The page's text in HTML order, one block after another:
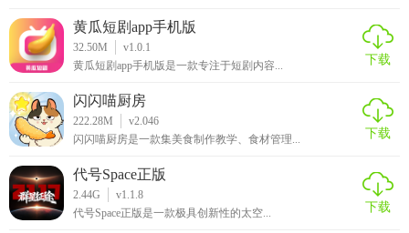
黄瓜短剧app手机版
32.50M
v1.0.1
黄瓜短剧app手机版是一款专注于短剧内容...
下载
闪闪喵厨房
222.28M
v2.046
闪闪喵厨房是一款集美食制作教学、食材管理...
下载
代号Space正版
2.44G
v1.1.8
代号Space正版是一款极具创新性的太空...
下载